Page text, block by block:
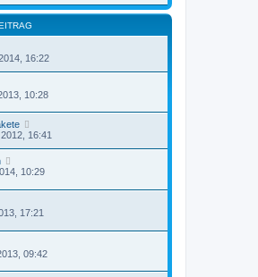
16:22
10:28
16:41
10:29
17:21
09:42